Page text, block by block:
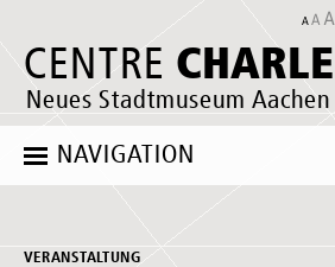
CENTRE
Neues Stadtmuseum Aachen
NAVIGATION
VERANSTALTUNG